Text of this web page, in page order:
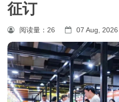
征订
阅读量： 26 07 Aug, 2026